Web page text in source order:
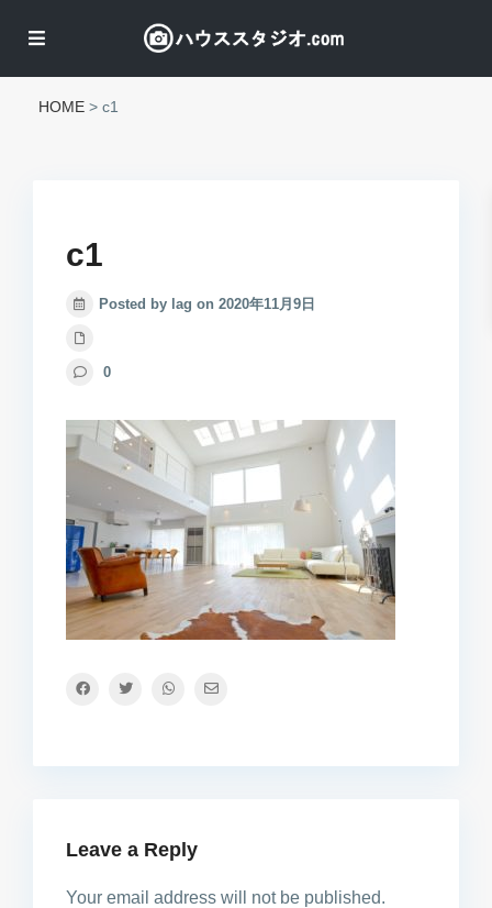
HOME > c1
c1
Posted by lag on 2020年11月9日
0
Leave a Reply
Your email address will not be published.